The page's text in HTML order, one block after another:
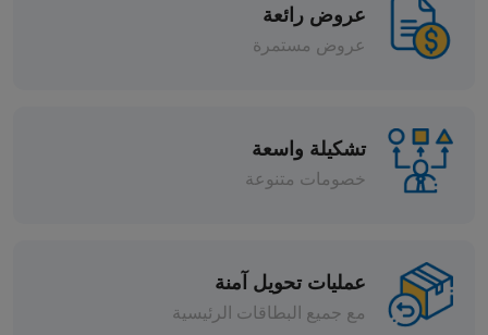
عروض رائعة
عروض مستمرة
تشكيلة واسعة
خصومات متنوعة
عمليات تحويل آمنة
مع جميع البطاقات الرئيسية